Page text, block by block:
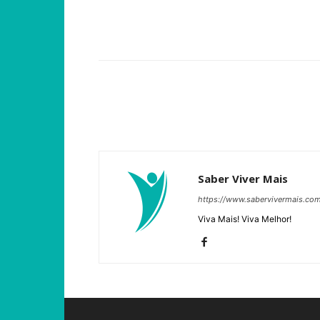
Saber Viver Mais
https://
Viva Mais! Viva Melhor!